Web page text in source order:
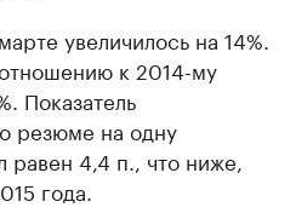
увеличилось на 14%.
к 2014-му
Показатель
резюме на одну
4,4 п., что ниже,
года.